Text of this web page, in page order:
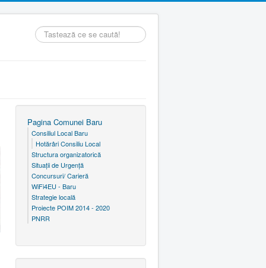
Căutare
...
Pagina Comunei Baru
Consiliul Local Baru
Hotărâri Consiliu Local
Structura organizatorică
Situaţii de Urgenţă
Concursuri/ Carieră
WiFi4EU - Baru
Strategie locală
Proiecte POIM 2014 - 2020
PNRR